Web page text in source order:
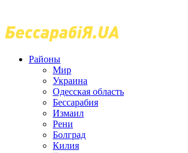
Районы
Мир
Украина
Одесская область
Бессарабия
Измаил
Рени
Болград
Килия